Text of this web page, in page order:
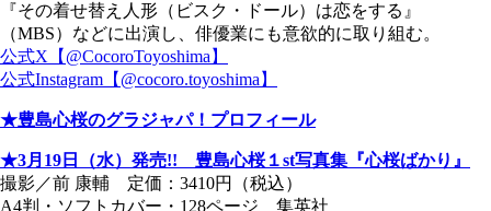
『その着せ替え人形（ビスク・ドール）は恋をする』
（MBS）などに出演し、俳優業にも意欲的に取り組む。
公式X【@CocoroToyoshima】
公式Instagram【@cocoro.toyoshima】
★豊島心桜のグラジャパ！プロフィール
★3月19日（水）発売!! 豊島心桜１st写真集『心桜ばかり』
撮影／前 康輔 定価：3410円（税込）
A4判・ソフトカバー・128ページ 集英社